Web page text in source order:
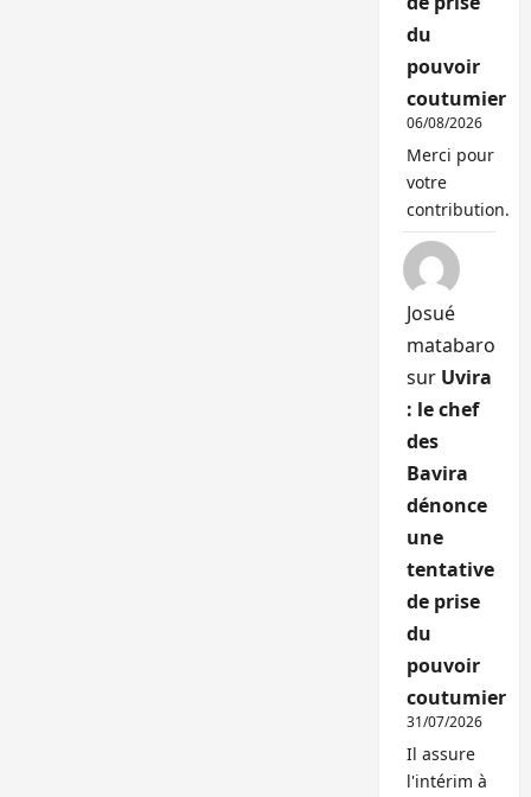
du
pouvoir
coutumier
06/08/2026
Merci pour
votre
contribution.
Josué
matabaro
sur Uvira
: le chef
des
Bavira
dénonce
une
tentative
de prise
du
pouvoir
coutumier
31/07/2026
Il assure
l'intérim à